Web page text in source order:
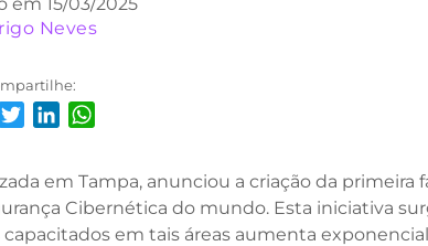
Neves
em Tampa, anunciou a criação da primeira
Cibernética do mundo. Esta iniciativa
em tais áreas aumenta